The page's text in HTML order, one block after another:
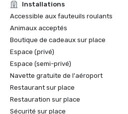
Installations
Accessible aux fauteuils roulants
Animaux acceptés
Boutique de cadeaux sur place
Espace (privé)
Espace (semi-privé)
Navette gratuite de l'aéroport
Restaurant sur place
Restauration sur place
Sécurité sur place